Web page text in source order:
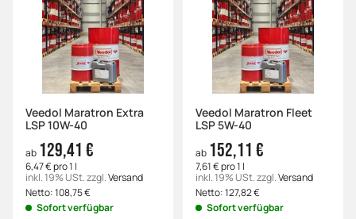
Veedol Maratron Extra
LSP 10W-40
ab 129,41 €
6,47 € pro 1 l
inkl. 19% USt.zzgl.Versand
Netto:108,75€
Sofort verfügbar
Veedol Maratron Fleet
LSP 5W-40
ab 152,11 €
7,61 € pro 1 l
inkl. 19% USt.zzgl.Versand
Netto:127,82€
Sofort verfügbar